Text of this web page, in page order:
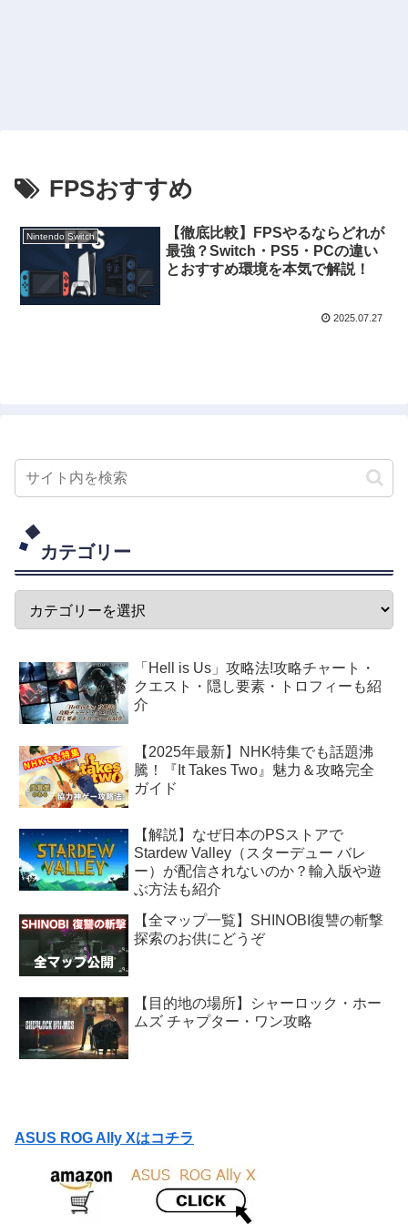
FPSおすすめ
Nintendo Switch
【徹底比較】FPSやるならどれが
最強？Switch・PS5・PCの違い
とおすすめ環境を本気で解説！
2025.07.27
カテゴリー
「Hell is Us」攻略法!攻略チャート・
クエスト・隠し要素・トロフィーも紹
介
【2025年最新】NHK特集でも話題沸
騰！『It Takes Two』魅力＆攻略完全
ガイド
【解説】なぜ日本のPSストアで
Stardew Valley（スターデュー バレ
ー）が配信されないのか？輸入版や遊
ぶ方法も紹介
【全マップ一覧】SHINOBI復讐の斬撃
探索のお供にどうぞ
【目的地の場所】シャーロック・ホー
ムズ チャプター・ワン攻略
ASUS ROG Ally Xはコチラ